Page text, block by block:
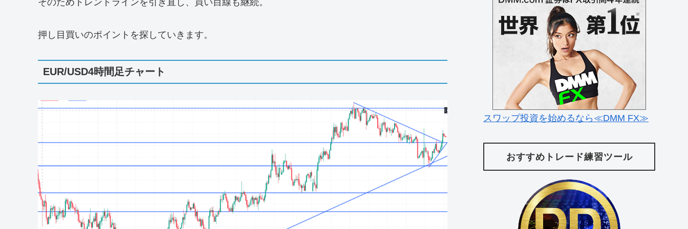
押し目買いのポイントを探していきます。
EUR/USD4時間足チャート
スワップ投資を始めるなら≪DMM FX≫
おすすめトレード練習ツール